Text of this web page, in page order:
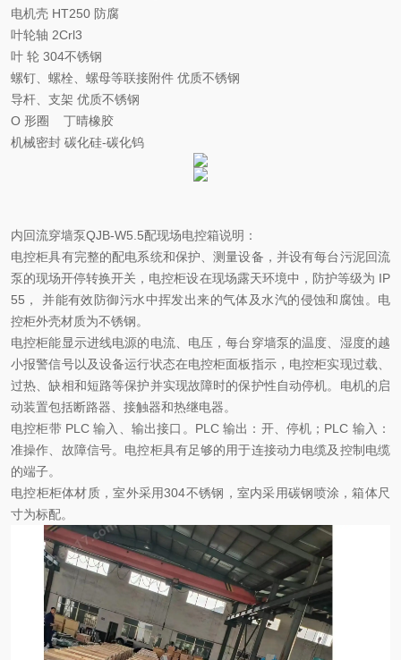
电机壳 HT250 防腐
叶轮轴 2Crl3
叶 轮 304不锈钢
螺钉、螺栓、螺母等联接附件 优质不锈钢
导杆、支架 优质不锈钢
O 形圈
丁晴橡胶
机械密封 碳化硅-碳化钨
内回流穿墙泵QJB-W5.5配现场电控箱说明：
电控柜具有完整的配电系统和保护、测量设备，并设有每台污泥回流
泵的现场开停转换开关，电控柜设在现场露天环境中，防护等级为 IP
55， 并能有效防御污水中挥发出来的气体及水汽的侵蚀和腐蚀。电
控柜外壳材质为不锈钢。
电控柜能显示进线电源的电流、电压，每台穿墙泵的温度、湿度的越
小报警信号以及设备运行状态在电控柜面板指示，电控柜实现过载、
过热、缺相和短路等保护并实现故障时的保护性自动停机。电机的启
动装置包括断路器、接触器和热继电器。
电控柜带 PLC 输入、输出接口。PLC 输出：开、停机；PLC 输入：
准操作、故障信号。电控柜具有足够的用于连接动力电缆及控制电缆
的端子。
电控柜柜体材质，室外采用304不锈钢，室内采用碳钢喷涂，箱体尺
寸为标配。